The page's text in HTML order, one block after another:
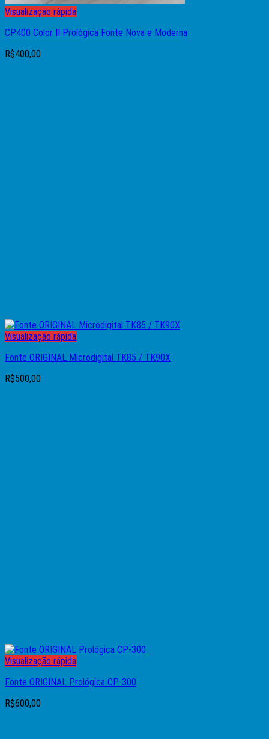
Visualização rápida
CP400 Color II Prológica Fonte Nova e Moderna
R$400,00
Visualização rápida
Fonte ORIGINAL Microdigital TK85 / TK90X
R$500,00
Visualização rápida
Fonte ORIGINAL Prológica CP-300
R$600,00